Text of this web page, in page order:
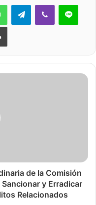
WhatsAppTelegramViber Line
Print
de la Comisión
y Erradicar
Relacionados